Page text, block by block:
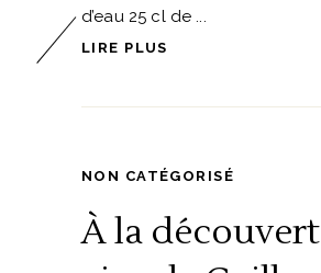
d’eau 25 cl de
LIRE PLUS
NON CATÉGORISÉ
À la